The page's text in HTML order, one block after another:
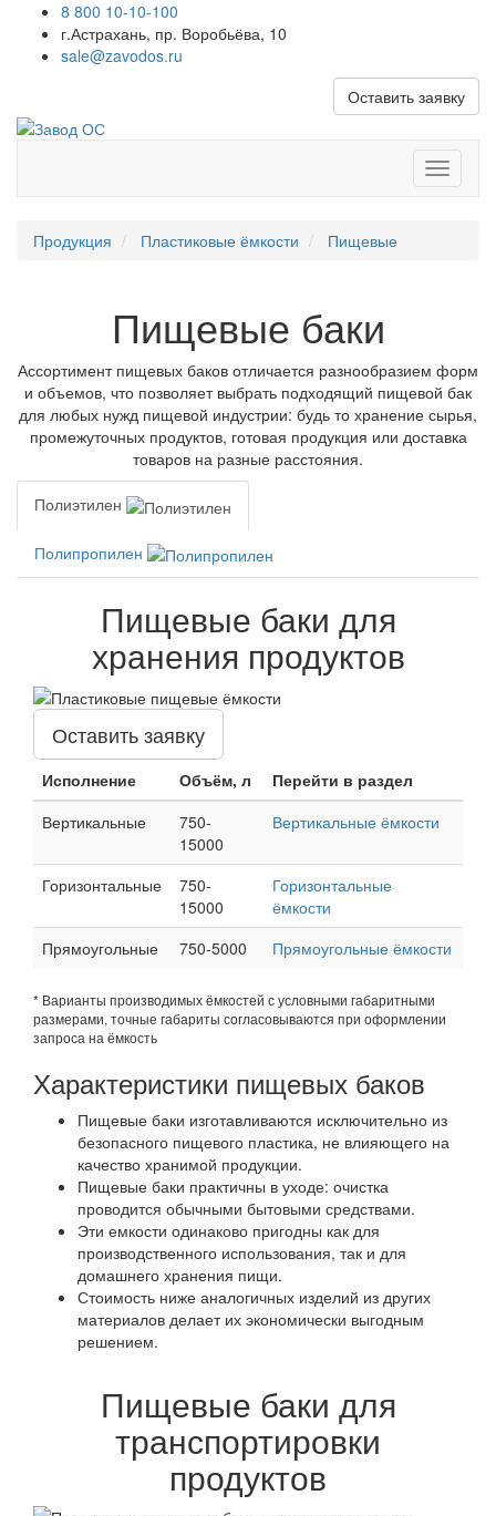
8 800 10-10-100
г.Астрахань, пр. Воробьёва, 10
sale@zavodos.ru
Оставить заявку
меню
Продукция Пластиковые ёмкости Пищевые
Пищевые баки
Ассортимент пищевых баков отличается разнообразием форм
и объемов, что позволяет выбрать подходящий пищевой бак
для любых нужд пищевой индустрии: будь то хранение сырья,
промежуточных продуктов, готовая продукция или доставка
товаров на разные расстояния.
Полиэтилен
Полипропилен
Пищевые баки для
хранения продуктов
Оставить заявку
Исполнение Объём, л
Перейти в раздел
Вертикальные
750-
15000
Вертикальные ёмкости
Горизонтальные
750-
15000
Горизонтальные
ёмкости
Прямоугольные
750-5000 Прямоугольные ёмкости
* Варианты производимых ёмкостей с условными габаритными
размерами, точные габариты согласовываются при оформлении
запроса на ёмкость
Характеристики пищевых баков
Пищевые баки изготавливаются исключительно из
безопасного пищевого пластика, не влияющего на
качество хранимой продукции.
Пищевые баки практичны в уходе: очистка
проводится обычными бытовыми средствами.
Эти емкости одинаково пригодны как для
производственного использования, так и для
домашнего хранения пищи.
Стоимость ниже аналогичных изделий из других
материалов делает их экономически выгодным
решением.
Пищевые баки для
транспортировки
продуктов